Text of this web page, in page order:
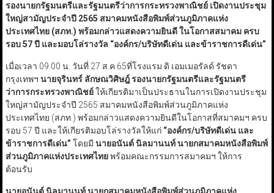
รองนายกรัฐมนตรีและรัฐมนตรีว่าการกระทรวงพาณิชย์ เปิดงานประชุม
ใหญ่สามัญประจำปี 2565 สมาคมหนังสือพิมพ์ส่วนภูมิภาคแห่ง
ประเทศไทย (สภท.) พร้อมกล่าวแสดงความยินดี ในโอกาสสมาคม ครบ
รอบ 57 ปี และมอบโล่รางวัล “องค์กร/บริษัทดีเด่น และข้าราชการดีเด่น”
เมื่อเวลา 09.00 น. วันที่ 27 ส.ค.65ที่โรงแรม ดิ เอมเมอรัลด์ รัชดา
กรุงเทพฯ นายจุรินทร์ ลักษณวิศิษฎ์ รองนายกรัฐมนตรีและรัฐมนตรี
ว่าการกระทรวงพาณิชย์ให้เกียรติมาเป็นประธานในการเปิดงานประชุม
ใหญ่สามัญประจำปี 2565 สมาคมหนังสือพิมพ์ส่วนภูมิภาคแห่ง
ประเทศไทย (สภท.) พร้อมกล่าวแสดงความยินดีในโอกาสที่สมาคมฯ ครบ
รอบ 57 ปี และให้เกียรติมอบโล่รางวัลให้แก่ “องค์กร/บริษัทดีเด่น และ
ข้าราชการดีเด่น” โดยมี นายอนันต์ นิลมานนท์ นายกสมาคมหนังสือพิมพ์
ส่วนภูมิภาคแห่งประเทศไทยพร้อมคณะกรรมการสมาคมฯ ให้การ
ต้อนรับ